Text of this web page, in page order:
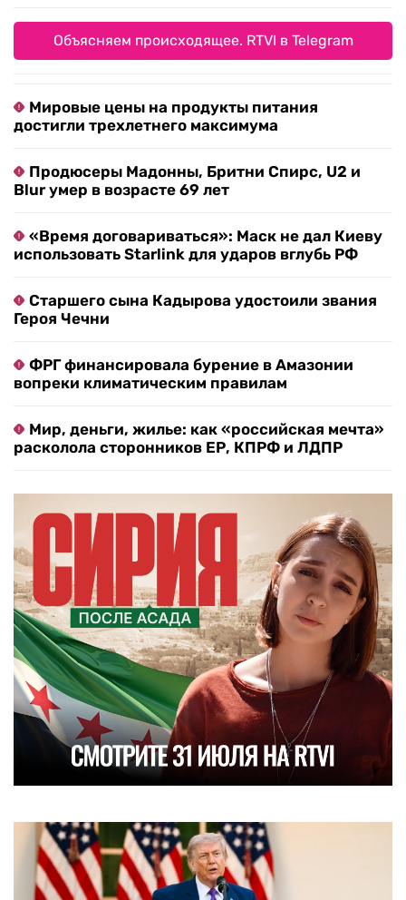
Объясняем происходящее. RTVI в Telegram
Мировые цены на продукты питания
достигли трехлетнего максимума
Продюсеры Мадонны, Бритни Спирс, U2 и
Blur умер в возрасте 69 лет
«Время договариваться»: Маск не дал Киеву
использовать Starlink для ударов вглубь РФ
Старшего сына Кадырова удостоили звания
Героя Чечни
ФРГ финансировала бурение в Амазонии
вопреки климатическим правилам
Мир, деньги, жилье: как «российская мечта»
расколола сторонников ЕР, КПРФ и ЛДПР